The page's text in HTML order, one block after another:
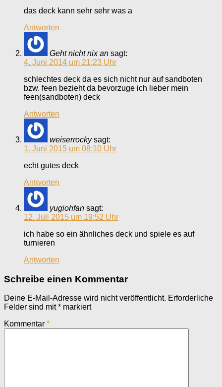
das deck kann sehr sehr was a
Antworten
Geht nicht nix an sagt:
4. Juni 2014 um 21:23 Uhr
schlechtes deck da es sich nicht nur auf sandboten
bzw. feen bezieht da bevorzuge ich lieber mein
feen(sandboten) deck
Antworten
weiserrocky sagt:
1. Juni 2015 um 08:10 Uhr
echt gutes deck
Antworten
yugiohfan sagt:
12. Juli 2015 um 19:52 Uhr
ich habe so ein ähnliches deck und spiele es auf
turnieren
Antworten
Schreibe einen Kommentar
Deine E-Mail-Adresse wird nicht veröffentlicht. Erforderliche
Felder sind mit* markiert
Kommentar *